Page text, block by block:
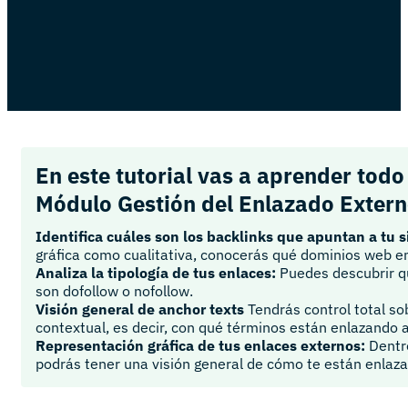
En este tutorial vas a aprender
Módulo Gestión del Enlazado
Identifica cuáles son los backlinks que apuntan a tu
gráfica como cualitativa, conocerás qué dominios web
Analiza la tipología de tus enlaces: Puedes descubrir
son dofollow o nofollow.
Visión general de anchor texts Tendrás control total
contextual, es decir, con qué términos están enlazando
Representación gráfica de tus enlaces externos:
podrás tener una visión general de cómo te están